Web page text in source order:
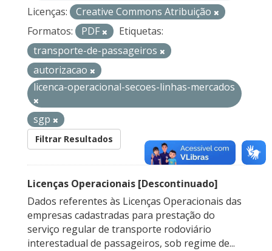
Licenças:
Creative Commons Atribuição
Formatos:
PDF
Etiquetas:
transporte-de-passageiros
autorizacao
licenca-operacional-secoes-linhas-mercados
sgp
Filtrar Resultados
Licenças Operacionais [Descontinuado]
Dados referentes às Licenças Operacionais das
empresas cadastradas para prestação do
serviço regular de transporte rodoviário
interestadual de passageiros, sob regime de...